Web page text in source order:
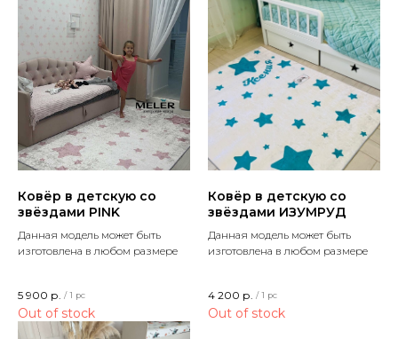
Ковёр в детскую со
звёздами PINK
Данная модель может быть
изготовлена в любом размере
5 900 р. / 1 pc
Out of stock
Ковёр в детскую со
звёздами ИЗУМРУД
Данная модель может быть
изготовлена в любом размере
4 200 р. / 1 pc
Out of stock